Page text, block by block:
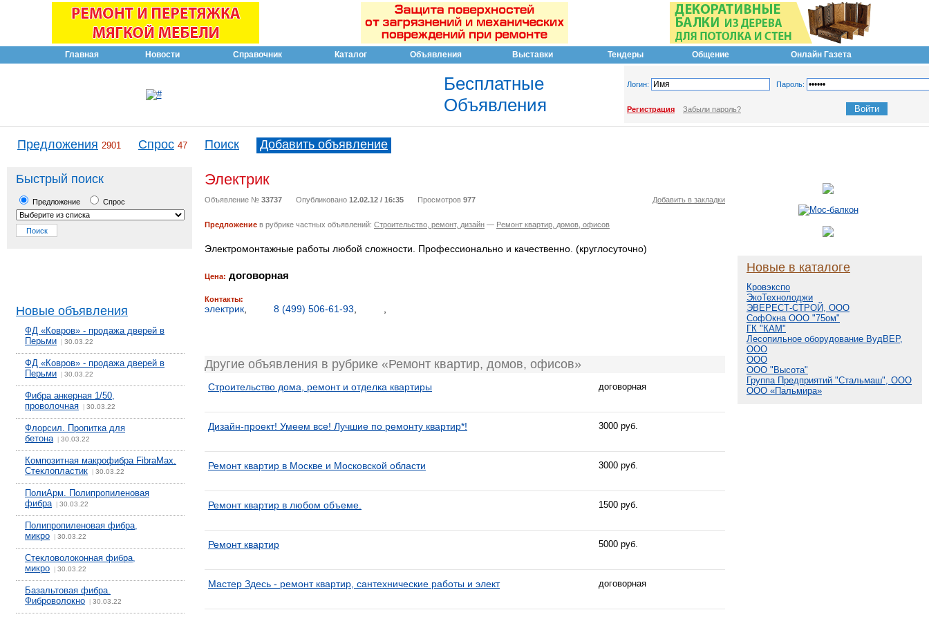
Главная Новости Справочник Каталог Объявления Выставки Тендеры Общение Онлайн Газета
Бесплатные
Объявления
Логин: Пароль:
Регистрация Забыли пароль?
Предложения 2901 Спрос 47 Поиск Добавить объявление
Быстрый поиск
Предложение Спрос
Новые объявления
ФД «Ковров» - продажа дверей в
Перьми
30.03.22
ФД «Ковров» - продажа дверей в
Перьми
30.03.22
Фибра анкерная 1/50,
проволочная
30.03.22
Флорсил. Пропитка для
бетона| 30.03.22
Композитная макрофибра FibraMax.
Стеклопластик
30.03.22
ПолиАрм. Полипропиленовая
фибра| 30.03.22
Полипропиленовая фибра,
микро
30.03.22
Стекловолоконная фибра,
микро
30.03.22
Базальтовая фибра.
Фиброволокно
30.03.22
Электрик
Объявление № 33737 Опубликовано 12.02.12 / 16:35 Просмотров 977 Добавить в закладки
Предложение в рубрике частных объявлений: Строительство, ремонт, дизайн — Ремонт квартир, домов, офисов
Электромонтажные работы любой сложности. Профессионально и качественно. (круглосуточно)
Цена: договорная
Контакты:
электрик 8 (499) 506-61-93
Другие объявления в рубрике «Ремонт квартир, домов, офисов»
Строительство дома, ремонт и отделка квартиры договорная
Дизайн-проект! Умеем все! Лучшие по ремонту квартир*! 3000 руб.
Ремонт квартир в Москве и Московской области 3000 руб.
Ремонт квартир в любом объеме. 1500 руб.
Ремонт квартир 5000 руб.
Мастер Здесь - ремонт квартир, сантехнические работы и элект договорная
Новые в каталоге
Кровэкспо
ЭкоТехнолоджи
ЭВЕРЕСТ-СТРОЙ, ООО
СофОкна ООО "75ом"
ГК "КАМ"
Лесопильное оборудование ВудВЕР,
ООО
ООО
ООО "Высота"
Группа Предприятий "Стальмаш", ООО
ООО «Пальмира»